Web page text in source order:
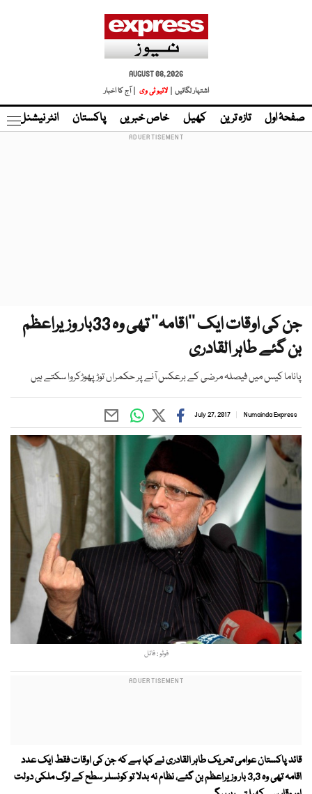
AUGUST 08, 2026
اشتہار لگائیں |
لائیو ٹی وی | آج کا اخبار
صفحۂ اول تازہ ترین کھیل خاص خبریں پاکستان انٹر نیشنل
جن کی اوقات ایک ’’اقامہ‘‘ تھی وہ 33بار وزیراعظم
بن گئے طاہر القادری
پاناما کیس میں فیصلہ مرضی کے برعکس آنے پر حکمراں توڑ پھوڑکروا سکتے ہیں
Numainda Express
July 27, 2017
فوٹو : فائل
قائد پاکستان عوامی تحریک طاہر القادری نے کہا ہے کہ جن کی اوقات فقط ایک عدد
اقامہ تھی وہ 3,3 بار وزیراعظم بن گئے، نظام نہ بدلا تو کونسلر سطح کے لوگ ملکی دولت